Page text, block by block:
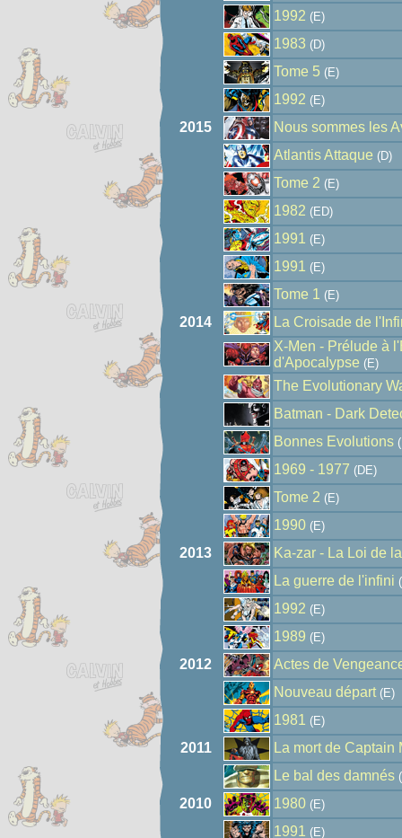
1992 (E)
1983 (D)
Tome 5 (E)
1992 (E)
2015
Nous sommes les
Atlantis Attaque (D)
Tome 2 (E)
1982 (ED)
1991 (E)
1991 (E)
Tome 1 (E)
2014
La Croisade de
X-Men - Prélude à
d'Apocalypse (E)
The Evolutionary
Batman - Dark
Bonnes Evolutions
1969 - 1977 (DE)
Tome 2 (E)
1990 (E)
2013
Ka-zar - La Loi de
La guerre de l'infini
1992 (E)
1989 (E)
2012
Actes de
Nouveau départ(E)
1981 (E)
2011
La mort de Captain
Le bal des damnés
2010 1980 (E)
1991 (E)